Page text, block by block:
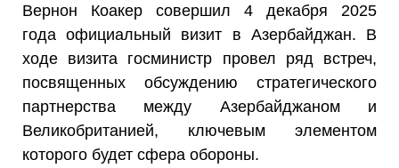
Вернон Коакер совершил 4 декабря 2025
года официальный визит в Азербайджан. В
ходе визита госминистр провел ряд встреч,
посвященных обсуждению стратегического
партнерства между Азербайджаном и
Великобританией, ключевым элементом
которого будет сфера обороны.